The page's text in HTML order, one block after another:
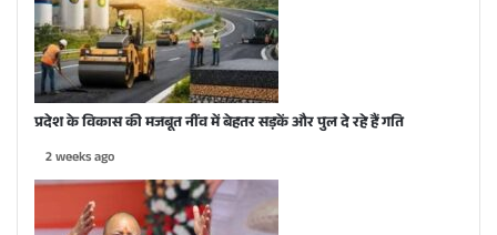
प्रदेश के विकास की मजबूत नींव में बेहतर सड़कें और पुल दे रहे हैं गति
2 weeks ago